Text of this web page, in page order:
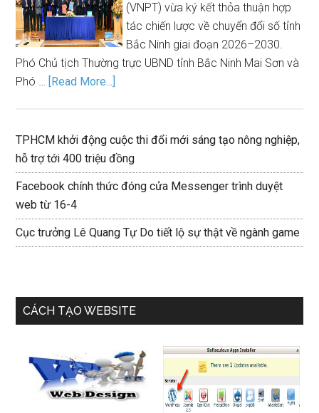
(VNPT) vừa ký kết thỏa thuận hợp
tác chiến lược về chuyển đổi số tỉnh
Bắc Ninh giai đoạn 2026–2030.
Phó Chủ tịch Thường trực UBND tỉnh Bắc Ninh Mai Sơn và
Phó … [Read More...]
TPHCM khởi động cuộc thi đổi mới sáng tạo nông nghiệp,
hỗ trợ tới 400 triệu đồng
Facebook chính thức đóng cửa Messenger trình duyệt
web từ 16-4
Cục trưởng Lê Quang Tự Do tiết lộ sự thật về ngành game
CÁCH TẠO WEBSITE